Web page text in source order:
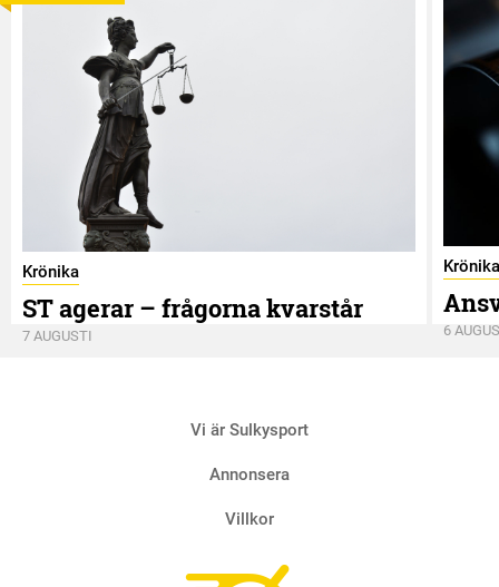
Krönika
ST agerar – frågorna kvarstår
7 AUGUSTI
Krönika
6
Vi är Sulkysport
Annonsera
Villkor